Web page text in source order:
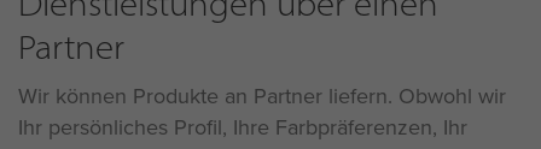
Partner
Wir können Produkte an Partner liefern. Obwohl wir
Ihr persönliches Profil, Ihre Farbpräferenzen, Ihr